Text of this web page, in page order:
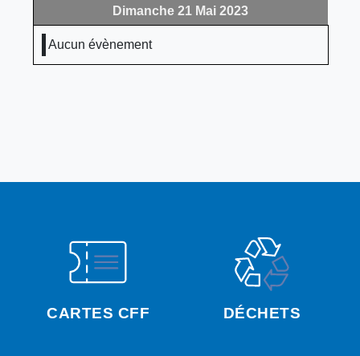
CARTES CFF DÉCHETS
Dimanche 21 Mai 2023
Aucun évènement